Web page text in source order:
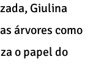
Giulina
árvores como
o papel do